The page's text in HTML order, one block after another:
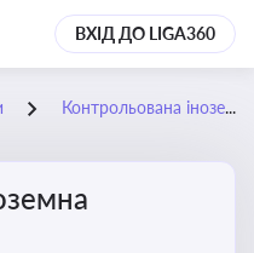
ВХІД ДО LIGA360
Контрольована іноземна компанія (КІК)